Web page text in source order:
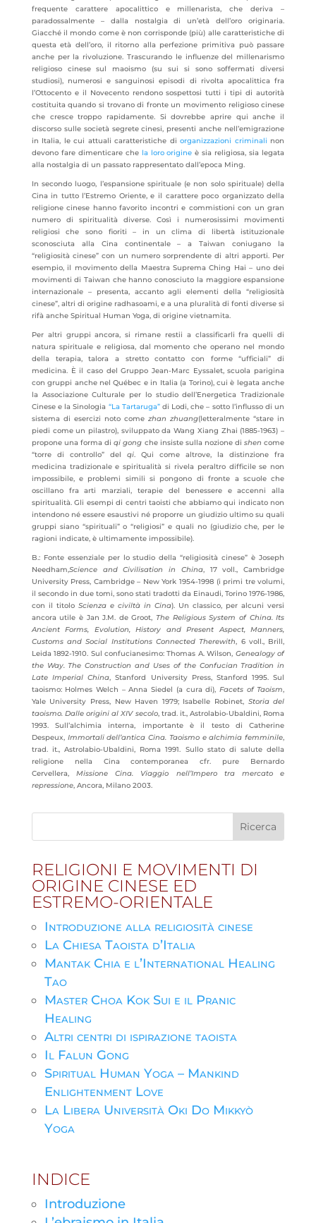
frequente carattere apocalittico e millenarista, che deriva –
paradossalmente – dalla nostalgia di un’età dell’oro originaria.
Giacché il mondo come è non corrisponde (più) alle caratteristiche di
questa età dell’oro, il ritorno alla perfezione primitiva può passare
anche per la rivoluzione. Trascurando le influenze del millenarismo
religioso cinese sul maoismo (su sui si sono soffermati diversi
studiosi), numerosi e sanguinosi episodi di rivolta apocalittica fra
l’Ottocento e il Novecento rendono sospettosi tutti i tipi di autorità
costituita quando si trovano di fronte un movimento religioso cinese
che cresce troppo rapidamente. Si dovrebbe aprire qui anche il
discorso sulle società segrete cinesi, presenti anche nell’emigrazione
in Italia, le cui attuali caratteristiche diorganizzazioni criminali non
devono fare dimenticare che la loro origine è sia religiosa, sia legata
alla nostalgia di un passato rappresentato dall’epoca Ming.
In secondo luogo, l’espansione spirituale (e non solo spirituale) della
Cina in tutto l’Estremo Oriente, e il carattere poco organizzato della
religione cinese hanno favorito incontri e commistioni con un gran
numero di spiritualità diverse. Così i numerosissimi movimenti
religiosi che sono fioriti – in un clima di libertà istituzionale
sconosciuta alla Cina continentale – a Taiwan coniugano la
“religiosità cinese” con un numero sorprendente di altri apporti. Per
esempio, il movimento della Maestra Suprema Ching Hai – uno dei
movimenti di Taiwan che hanno conosciuto la maggiore espansione
internazionale – presenta, accanto agli elementi della “religiosità
cinese”, altri di origine radhasoami, e a una pluralità di fonti diverse si
rifà anche Spiritual Human Yoga, di origine vietnamita.
Per altri gruppi ancora, si rimane restii a classificarli fra quelli di
natura spirituale e religiosa, dal momento che operano nel mondo
della terapia, talora a stretto contatto con forme “ufficiali” di
medicina. È il caso del Gruppo Jean-Marc Eyssalet, scuola parigina
con gruppi anche nel Québec e in Italia (a Torino), cui è legata anche
la Associazione Culturale per lo studio dell’Energetica Tradizionale
Cinese e la Sinologia “La Tartaruga”di Lodi, che – sotto l’influsso di un
sistema di esercizi noto comezhan zhuang(letteralmente “stare in
piedi come un pilastro), sviluppato da Wang Xiang Zhai (1885-1963) –
propone una forma diqi gong che insiste sulla nozione dishen come
“torre di controllo” del qi. Qui come altrove, la distinzione fra
medicina tradizionale e spiritualità si rivela peraltro difficile se non
impossibile, e problemi simili si pongono di fronte a scuole che
oscillano fra arti marziali, terapie del benessere e accenni alla
spiritualità. Gli esempi di centri taoisti che abbiamo qui indicato non
intendono né essere esaustivi né proporre un giudizio ultimo su quali
gruppi siano “spirituali” o “religiosi” e quali no (giudizio che, per le
ragioni indicate, è ultimamente impossibile).
B.: Fonte essenziale per lo studio della “religiosità cinese” è Joseph
Needham,Science and Civilisation in China, 17 voll., Cambridge
University Press, Cambridge – New York 1954-1998 (i primi tre volumi,
il secondo in due tomi, sono stati tradotti da Einaudi, Torino 1976-1986,
con il titolo Scienza e civiltà in Cina). Un classico, per alcuni versi
ancora utile è Jan J.M. de Groot,The Religious System of China.Its
Ancient Forms, Evolution, History and Present Aspect, Manners,
Customs and Social Institutions Connected Therewith, 6 voll., Brill,
Leida 1892-1910. Sul confucianesimo: Thomas A. Wilson, Genealogy of
the Way. The Construction and Uses of the Confucian Tradition in
Late Imperial China, Stanford University Press, Stanford 1995. Sul
taoismo: Holmes Welch – Anna Siedel (a cura di), Facets of Taoism,
Yale University Press, New Haven 1979; Isabelle Robinet, Storia del
taoismo. Dalle origini al XIV secolo, trad. it., Astrolabio-Ubaldini, Roma
1993. Sull’alchimia interna, importante è il testo di Catherine
Despeux, Immortali dell’antica Cina. Taoismo e alchimia femminile,
trad. it., Astrolabio-Ubaldini, Roma 1991. Sullo stato di salute della
religione nella Cina contemporanea cfr. pure Bernardo
Cervellera, Missione Cina. Viaggio nell’Impero tra mercato e
repressione, Ancora, Milano 2003.
RELIGIONI E MOVIMENTI DI
ORIGINE CINESE ED
ESTREMO-ORIENTALE
Introduzione alla religiosità cinese
La Chiesa Taoista d’Italia
Mantak Chia e l’International Healing
Tao
Master Choa Kok Sui e il Pranic
Healing
Altri centri di ispirazione taoista
Il Falun Gong
Spiritual Human Yoga – Mankind
Enlightenment Love
La Libera Università Oki Do Mikkyò
Yoga
INDICE
Introduzione